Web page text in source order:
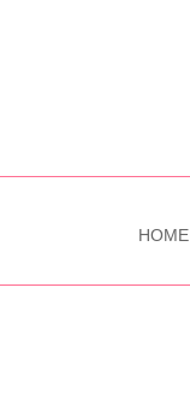
HOME